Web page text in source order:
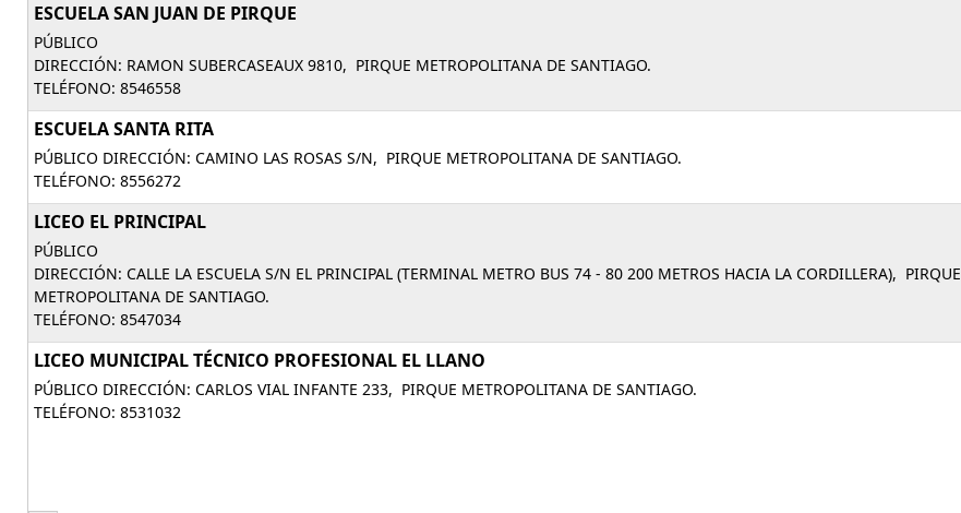
ESCUELA SAN JUAN DE PIRQUE
PÚBLICO
DIRECCIÓN: RAMON SUBERCASEAUX 9810, PIRQUE METROPOLITANA DE SANTIAGO.
TELÉFONO: 8546558
ESCUELA SANTA RITA
PÚBLICO DIRECCIÓN: CAMINO LAS ROSAS S/N, PIRQUE METROPOLITANA DE SANTIAGO.
TELÉFONO: 8556272
LICEO EL PRINCIPAL
PÚBLICO
DIRECCIÓN: CALLE LA ESCUELA S/N EL PRINCIPAL (TERMINAL METRO BUS 74 - 80 200 METROS HACIA LA CORDILLERA), PIRQUE
METROPOLITANA DE SANTIAGO.
TELÉFONO: 8547034
LICEO MUNICIPAL TÉCNICO PROFESIONAL EL LLANO
PÚBLICO DIRECCIÓN: CARLOS VIAL INFANTE 233, PIRQUE METROPOLITANA DE SANTIAGO.
TELÉFONO: 8531032